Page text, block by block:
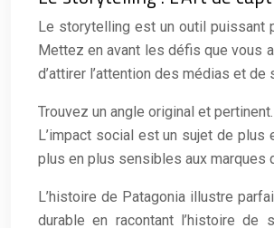
Le storytelling est un outil puissant
Mettez en avant les défis que vous
d’attirer l’attention des médias et
Trouvez un angle original et
L’impact social est un sujet de
plus en plus sensibles aux
L’histoire de Patagonia illustre
durable en racontant l’histoire de